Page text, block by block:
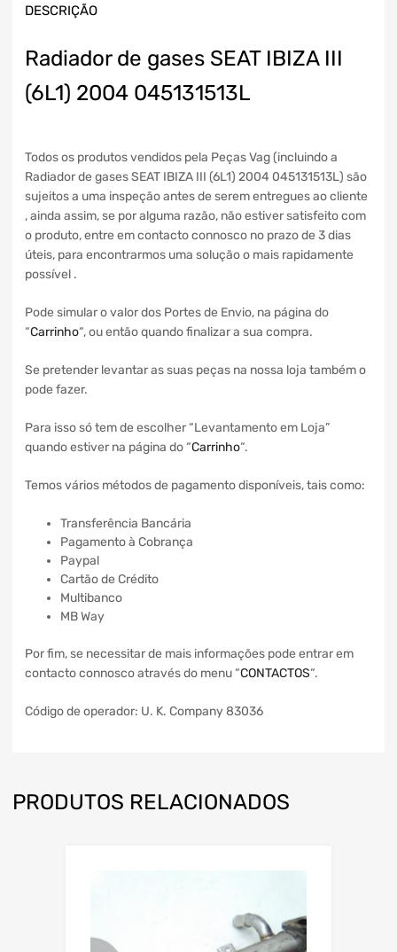
DESCRIÇÃO
Radiador de gases SEAT IBIZA III
(6L1) 2004 045131513L
Todos os produtos vendidos pela Peças Vag (incluindo a
Radiador de gases SEAT IBIZA III (6L1) 2004 045131513L) são
sujeitos a uma inspeção antes de serem entregues ao cliente
, ainda assim, se por alguma razão, não estiver satisfeito com
o produto, entre em contacto connosco no prazo de 3 dias
úteis, para encontrarmos uma solução o mais rapidamente
possível .
Pode simular o valor dos Portes de Envio, na página do
“Carrinho“, ou então quando finalizar a sua compra.
Se pretender levantar as suas peças na nossa loja também o
pode fazer.
Para isso só tem de escolher “Levantamento em Loja”
quando estiver na página do “Carrinho“.
Temos vários métodos de pagamento disponíveis, tais como:
Transferência Bancária
Pagamento à Cobrança
Paypal
Cartão de Crédito
Multibanco
MB Way
Por fim, se necessitar de mais informações pode entrar em
contacto connosco através do menu “CONTACTOS“.
Código de operador: U. K. Company 83036
PRODUTOS RELACIONADOS